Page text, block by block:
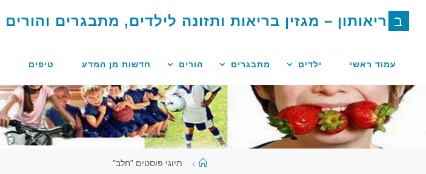
ב ריאותון – מגזין בריאות ותזונה לילדים, מתבגרים והורים
עמוד ראשי ילדים מתבגרים הורים חדשות מן המדע טיפים
עמודתיוגי פוסטים "חלב"